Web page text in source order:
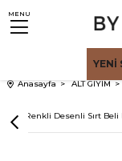
MENU
YENİ
Anasayfa ALT GİYİM
Çok Renkli Desenli Sırt